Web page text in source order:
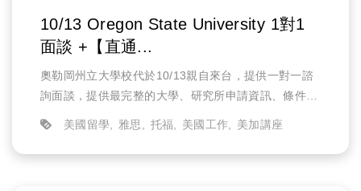
10/13 Oregon State University 1對1
面談 +【直通...
奧勒岡州立大學校代於10/13親自來台，提供一對一諮
詢面談，提供最完整的大學、研究所申請資訊、條件需
求、以及說明攻讀該校科系如何幫助未來就業的發展。
美國留學 雅思 托福 美國工作 美加講座